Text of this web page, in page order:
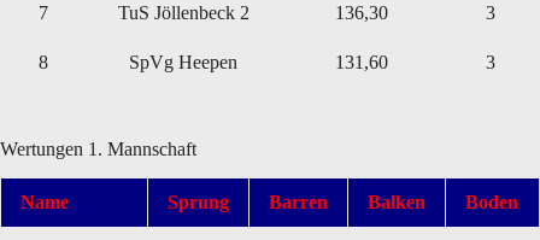
7 TuS Jöllenbeck 2 136,30 3
8 SpVg Heepen 131,60 3
Wertungen 1. Mannschaft
Name Sprung Barren Balken Boden